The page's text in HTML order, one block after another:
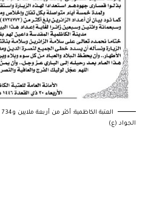
الجواد (ع)